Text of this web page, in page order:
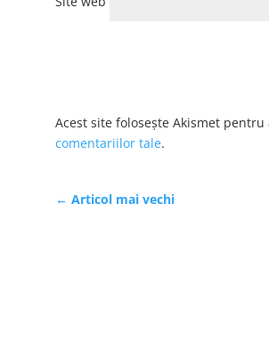
Acest site folosește Akismet
comentariilor tale.
← Articol mai vechi